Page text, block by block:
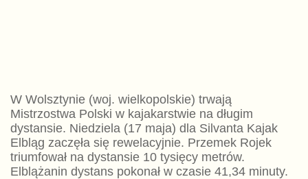
W Wolsztynie (woj. wielkopolskie) trwają
Mistrzostwa Polski w kajakarstwie na długim
dystansie. Niedziela (17 maja) dla Silvanta Kajak
Elbląg zaczęła się rewelacyjnie. Przemek Rojek
triumfował na dystansie 10 tysięcy metrów.
Elblążanin dystans pokonał w czasie 41,34 minuty.